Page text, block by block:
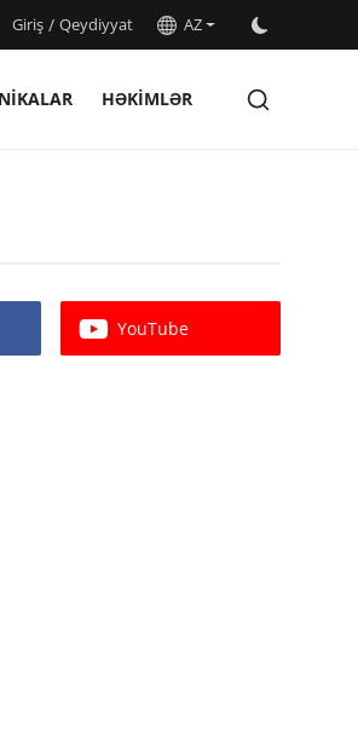
Giriş/ Qeydiyyat AZ
HƏKIMLƏR
YouTube